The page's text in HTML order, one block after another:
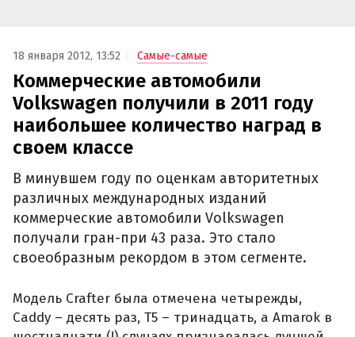
18 января 2012, 13:52 Самые-самые
Коммерческие автомобили
Volkswagen получили в 2011 году
наибольшее количество наград в
своем классе
В минувшем году по оценкам авторитетных
различных международных изданий
коммерческие автомобили Volkswagen
получали гран-при 43 раза. Это стало
своеобразным рекордом в этом сегменте.
Модель Crafter была отмечена четырежды,
Caddy – десять раз, T5 – тринадцать, а Amarok в